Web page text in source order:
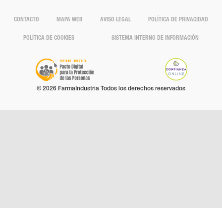
CONTACTO MAPA WEB AVISO LEGAL POLÍTICA DE PRIVACIDAD
POLÍTICA DE COOKIES SISTEMA INTERNO DE INFORMACIÓN
© 2026 FarmaIndustria Todos los derechos reservados